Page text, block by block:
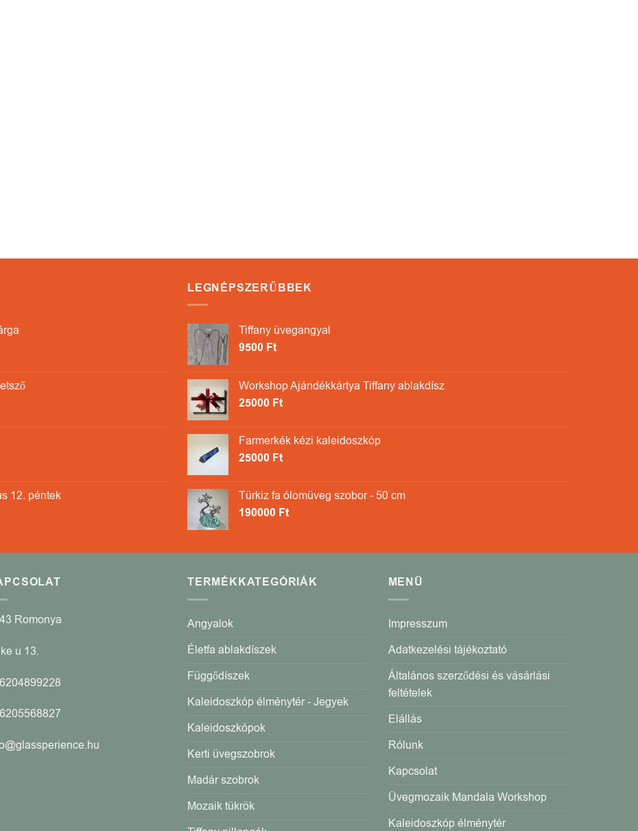
12. péntek
LEGNÉPSZERŰBBEK
Tiffany üvegangyal
9500 Ft
Workshop Ajándékkártya Tiffany ablakdísz
25000 Ft
Farmerkék kézi kaleidoszkóp
25000 Ft
Türkiz fa ólomüveg szobor - 50 cm
190000 Ft
Romonya
u 13.
TERMÉKKATEGÓRIÁK
Angyalok
Életfa ablakdíszek
Függődíszek
Kaleidoszkóp élménytér - Jegyek
Kaleidoszkópok
Kerti üvegszobrok
Madár szobrok
Mozaik tükrök
MENÜ
Impresszum
Adatkezelési tájékoztató
Általános szerződési és vásárlási
feltételek
Elállás
Rólunk
Kapcsolat
Üvegmozaik Mandala Workshop
Kaleidoszkóp élménytér